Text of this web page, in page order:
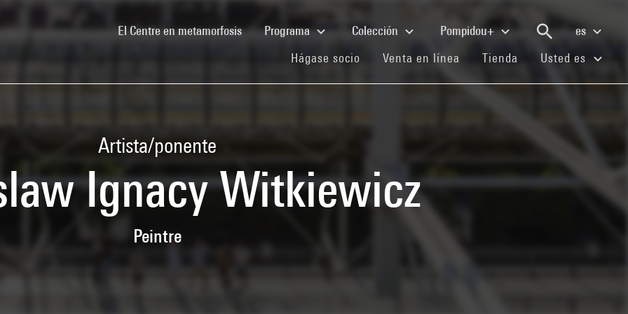
El Centre en metamorfosis(current)Programa Colección Pompidou+
es
Hágase socio (current)
Venta en línea (current)
Tienda (current)
Usted es
Artista/ponente
Ignacy Witkiewicz
Peintre